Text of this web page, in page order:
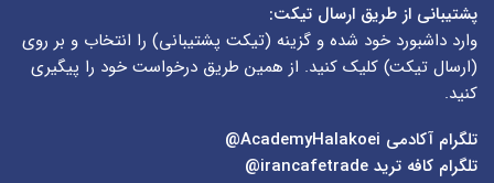
پشتیبانی از طریق ارسال تیکت:
وارد داشبورد خود شده و گزینه (تیکت پشتیبانی) را انتخاب و بر روی
(ارسال تیکت) کلیک کنید. از همین طریق درخواست خود را پیگیری
کنید.
تلگرام آکادمی
تلگرام کافه ترید irancafetrade@